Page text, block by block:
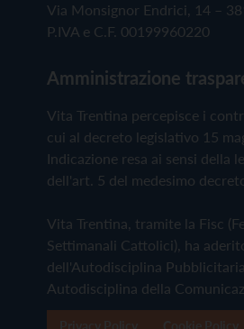
Via Monsignor Endrici, 14 –
P.IVA e C.F. 00199960220
Amministrazione
Vita Trentina percepisce i
cui al decreto legislativo 15
Indicazione resa ai sensi della
dell'art. 5 del medesimo
Vita Trentina, tramite la Fisc
Settimanali Cattolici), ha
dell'Autodisciplina
Autodisciplina della